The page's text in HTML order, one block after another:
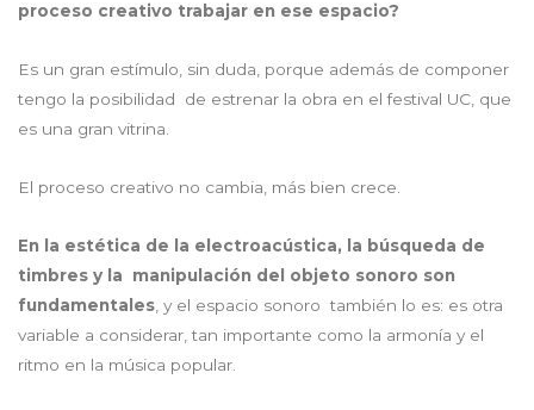
proceso creativo trabajar en ese espacio?
Es un gran estímulo, sin duda, porque además de componer
tengo la posibilidad de estrenar la obra en el festival UC, que
es una gran vitrina.
El proceso creativo no cambia, más bien crece.
En la estética de la electroacústica, la búsqueda de
timbres y la
manipulación del objeto sonoro son
fundamentales , y el espacio sonoro también lo es: es otra
variable a considerar, tan importante como la armonía y el
ritmo en la música popular.